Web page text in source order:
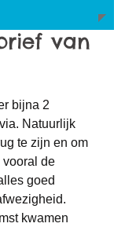
van
bijna 2
Natuurlijk
te zijn en om
vooral de
goed
kwamen